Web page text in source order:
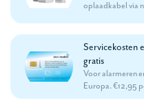
oplaadkabel via
Servicekosten
gratis
Voor alarmeren
Europa. €12,95